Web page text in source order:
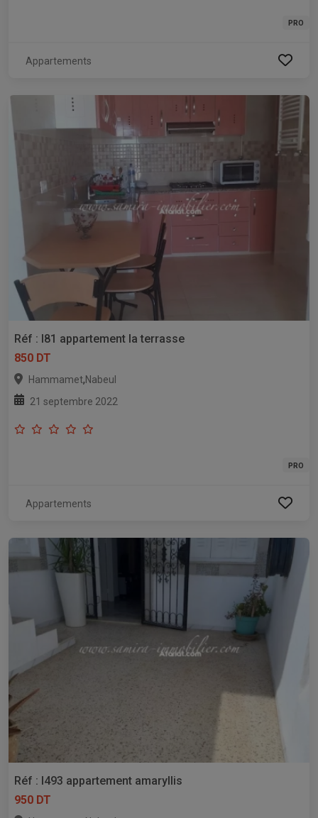
PRO
Appartements
Réf : l81 appartement la terrasse
850 DT
Hammamet,Nabeul
21 septembre 2022
PRO
Appartements
Réf : l493 appartement amaryllis
950 DT